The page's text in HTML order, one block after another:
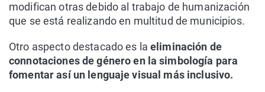
modifican otras debido al trabajo de humanización
que se está realizando en multitud de municipios.
Otro aspecto destacado es laeliminación de
connotaciones de género en la simbología para
fomentar así un lenguaje visual más inclusivo.